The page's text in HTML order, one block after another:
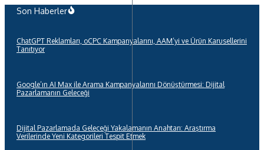
İçeriğe
Son Haberler
ChatGPT Reklamları, oCPC Kampanyalarını, AAM’yi ve Ürün Karusellerini
Tanıtıyor
Google’ın AI Max ile Arama Kampanyalarını Dönüştürmesi: Dijital
Pazarlamanın Geleceği
Dijital Pazarlamada Geleceği Yakalamanın Anahtarı: Araştırma
Verilerinde Yeni Kategorileri Tespit Etmek